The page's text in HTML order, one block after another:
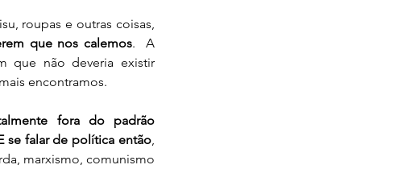
roupas e outras coisas,
que nos calemos.  A
que não deveria existir
encontramos.
fora do padrão
se falar de política então,
marxismo, comunismo